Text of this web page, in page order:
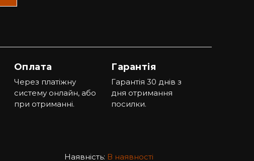
Оплата
Через платіжну
систему онлайн, або
при отриманні.
Гарантія
Гарантія 30 днів з
дня отримання
посилки.
Наявність: В наявності